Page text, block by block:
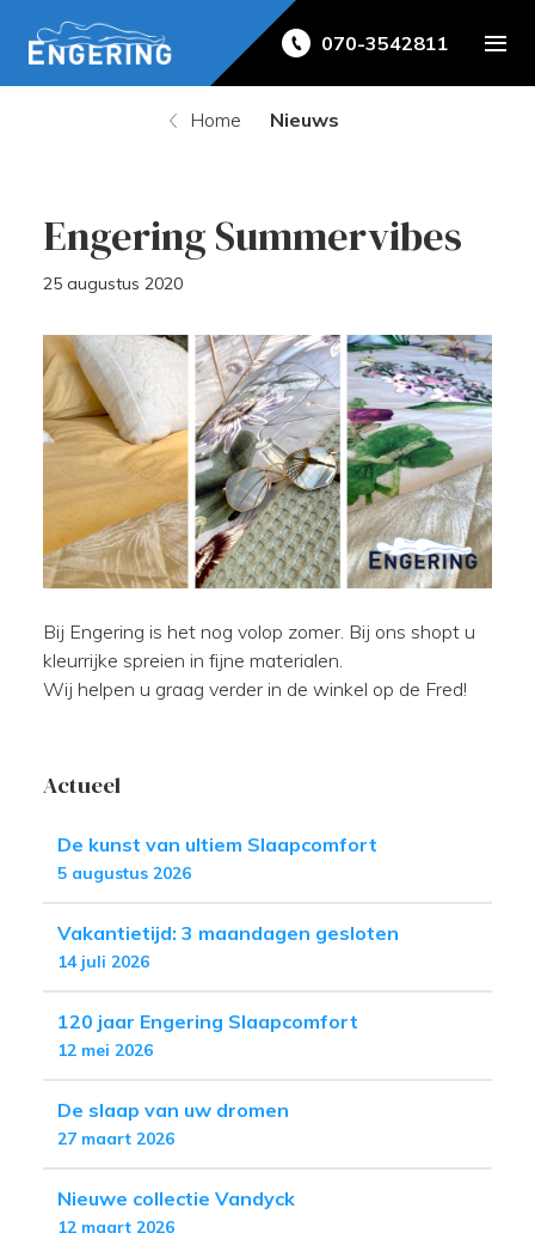
070-3542811
Home Nieuws
Engering Summervibes
25 augustus 2020
Bij Engering is het nog volop zomer. Bij ons shopt u
kleurrijke spreien in fijne materialen.
Wij helpen u graag verder in de winkel op de Fred!
Actueel
De kunst van ultiem Slaapcomfort
5 augustus 2026
Vakantietijd: 3 maandagen gesloten
14 juli 2026
120 jaar Engering Slaapcomfort
12 mei 2026
De slaap van uw dromen
27 maart 2026
Nieuwe collectie Vandyck
12 maart 2026